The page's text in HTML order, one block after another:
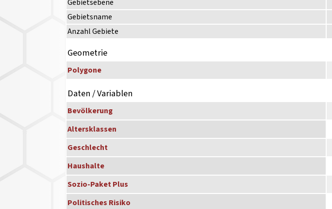
Gebietsebene
Gebietsname
Anzahl Gebiete
Geometrie
Polygone
Daten / Variablen
Bevölkerung
Altersklassen
Geschlecht
Haushalte
Sozio-Paket Plus
Politisches Risiko